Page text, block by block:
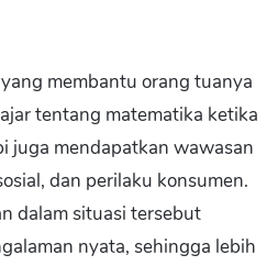
membantu orang tuanya
tentang matematika ketika
juga mendapatkan wawasan
dan perilaku konsumen.
dalam situasi tersebut
nyata, sehingga lebih